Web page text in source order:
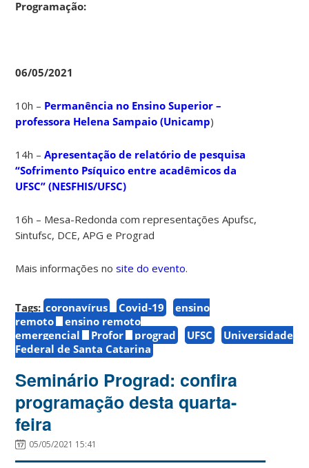
Programação:
06/05/2021
10h – Permanência no Ensino Superior –
professora Helena Sampaio (Unicamp)
14h –Apresentação de relatório de pesquisa
“Sofrimento Psíquico entre acadêmicos da
UFSC” (NESFHIS/UFSC)
16h – Mesa-Redonda com representações Apufsc,
Sintufsc, DCE, APG e Prograd
Mais informações nosite do evento.
Tags: coronavírus Covid-19
ensino
remoto
ensino remoto
emergencial
Profor prograd UFSC
Universidade
Federal de Santa Catarina
Seminário Prograd: confira
programação desta quarta-
feira
05/05/2021 15:41